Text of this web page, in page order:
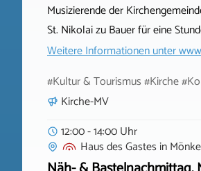
Musizierende der
St. Nikolai zu Bauer für eine
Weitere Informationen unter
#Kultur & Tourismus #Kirche
Kirche-MV
12:00 - 14:00 Uhr
Haus des Gastes in